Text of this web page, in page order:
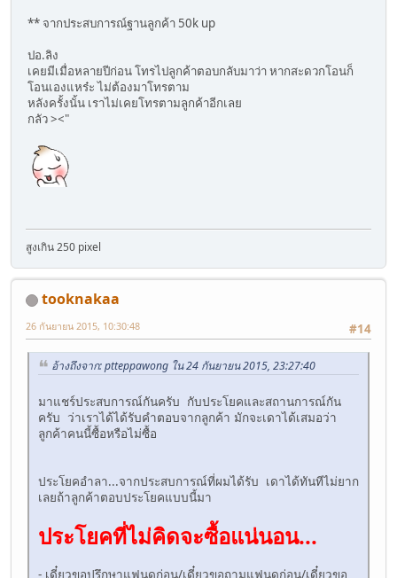
** จากประสบการณ์ฐานลูกค้า 50k up
ปอ.ลิง
เคยมีเมื่อหลายปีก่อน โทรไปลูกค้าตอบกลับมาว่า หากสะดวกโอนก็
โอนเองแหร๋ะ ไม่ต้องมาโทรตาม
หลังครั้งนั้น เราไม่เคยโทรตามลูกค้าอีกเลย
กลัว ><"
สูงเกิน 250 pixel
tooknakaa
#14
26 กันยายน 2015, 10:30:48
อ้างถึงจาก: ptteppawong ใน 24 กันยายน 2015, 23:27:40
มาแชร์ประสบการณ์กันครับ กับประโยคและสถานการณ์กัน
ครับ ว่าเราได้ได้รับคำตอบจากลูกค้า มักจะเดาได้เสมอว่า
ลูกค้าคนนี้ซื้อหรือไม่ซื้อ
ประโยคอำลา...จากประสบการณ์ที่ผมได้รับ เดาได้ทันทีไม่ยาก
เลยถ้าลูกค้าตอบประโยคแบบนี้มา
ประโยคที่ไม่คิดจะซื้อแน่นอน...
- เดี๋ยวขอปรึกษาแฟนดูก่อน/เดี๋ยวขอถามแฟนดูก่อน/เดี๋ยวขอ